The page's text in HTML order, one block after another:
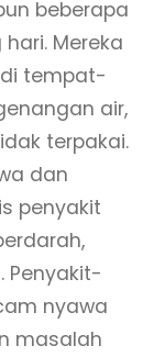
beberapa
Mereka
tempat-
air,
terpakai.
dan
penyakit
Penyakit-
nyawa
masalah